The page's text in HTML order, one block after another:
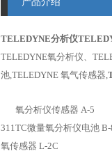
TELEDYNE分析仪
TELEDYNE氧分析仪、
池,TELEDYNE 氧气传感器,
氧分析仪传感器 A-5
311TC微量氧分析仪电池
氧传感器 L-2C